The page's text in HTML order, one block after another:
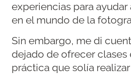
experiencias para
en el mundo de la
Sin embargo, me di
dejado de ofrecer clases
práctica que solía